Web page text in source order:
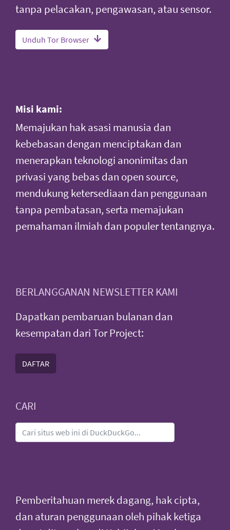
tanpa pelacakan, pengawasan, atau sensor.
Unduh Tor Browser
Misi kami:
Memajukan hak asasi manusia dan
kebebasan dengan menciptakan dan
menerapkan teknologi anonimitas dan
privasi yang bebas dan open source,
mendukung ketersediaan dan penggunaan
tanpa pembatasan, serta memajukan
pemahaman ilmiah dan populer tentangnya.
BERLANGGANAN NEWSLETTER KAMI
Dapatkan pembaruan bulanan dan
kesempatan dari Tor Project:
DAFTAR
CARI
Pemberitahuan merek dagang, hak cipta,
dan aturan penggunaan oleh pihak ketiga